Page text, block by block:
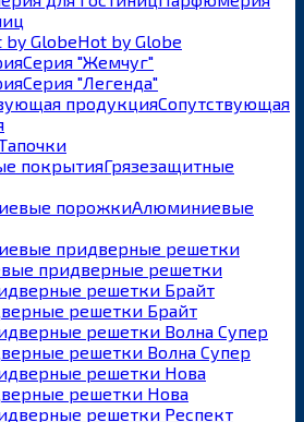
Hot by Globe
Серия "Жемчуг"
Серия "Легенда"
Сопутствующая
Грязезащитные
Алюминиевые
придверные решетки
решетки Брайт
решетки Волна Супер
решетки Нова